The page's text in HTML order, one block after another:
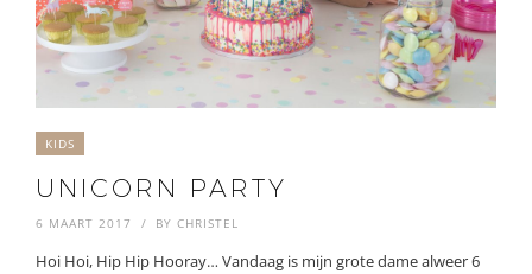
KIDS
UNICORN PARTY
6 MAART 2017 BY CHRISTEL
Hoi Hoi, Hip Hip Hooray… Vandaag is mijn grote dame alweer 6